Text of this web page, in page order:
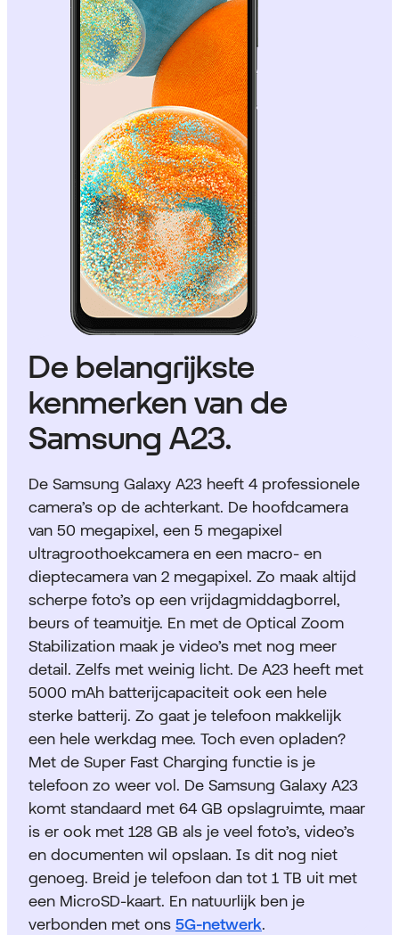
De belangrijkste
kenmerken van de
Samsung A23.
De Samsung Galaxy A23 heeft 4 professionele
camera’s op de achterkant. De hoofdcamera
van 50 megapixel, een 5 megapixel
ultragroothoekcamera en een macro- en
dieptecamera van 2 megapixel. Zo maak altijd
scherpe foto’s op een vrijdagmiddagborrel,
beurs of teamuitje. En met de Optical Zoom
Stabilization maak je video’s met nog meer
detail. Zelfs met weinig licht. De A23 heeft met
5000 mAh batterijcapaciteit ook een hele
sterke batterij. Zo gaat je telefoon makkelijk
een hele werkdag mee. Toch even opladen?
Met de Super Fast Charging functie is je
telefoon zo weer vol. De Samsung Galaxy A23
komt standaard met 64 GB opslagruimte, maar
is er ook met 128 GB als je veel foto’s, video’s
en documenten wil opslaan. Is dit nog niet
genoeg. Breid je telefoon dan tot 1 TB uit met
een MicroSD-kaart. En natuurlijk ben je
verbonden met ons 5G-netwerk.